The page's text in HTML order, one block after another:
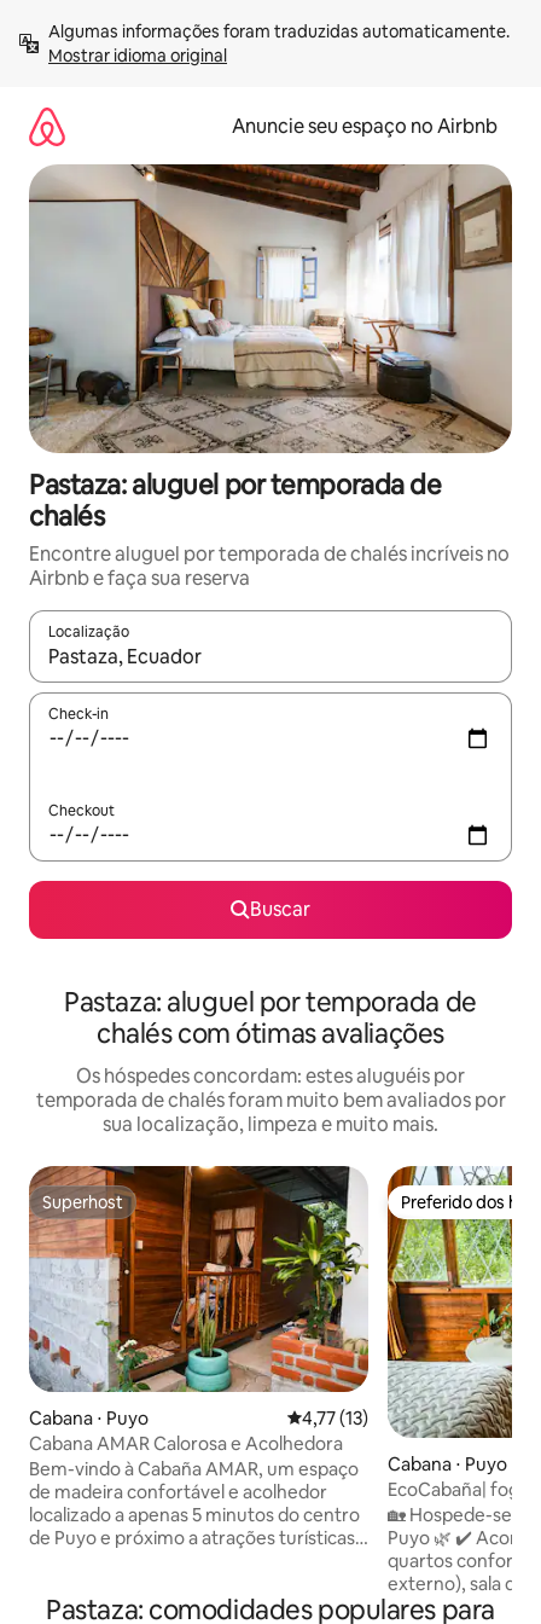
para
Mostrar idioma original
Anuncie seu espaço no Airbnb
Pastaza: aluguel por temporada de
chalés
Encontre aluguel por temporada de chalés incríveis no
Airbnb e faça sua reserva
Localização
Quando os resultados estiverem disponíveis, explore-os
Check-in
Checkout
Buscar
Pastaza: aluguel por temporada de
chalés com ótimas avaliações
Os hóspedes concordam: estes aluguéis por
temporada de chalés foram muito bem avaliados por
sua localização, limpeza e muito mais.
Superhost
Superhost
Cabana ⋅ Puyo 4,77 de uma avaliação média
4,77 (13)
Cabana AMAR Calorosa e Acolhedora
Bem-vindo à Cabaña AMAR, um espaço
de madeira confortável e acolhedor
localizado a apenas 5 minutos do centro
de Puyo e próximo a atrações turísticas.
experiência autêntica. Sua estrutura de
Preferido dos
Preferido dos
Cabana ⋅ Puyo
EcoCabaña|
completa +
estacionamento
🏡 Hospede-se
Puyo 🌿 ✔️ Acomodação completa: 3
quartos
externo), sala de
cozinha equipada 🔥 Área de lareira
Pastaza: comodidades populares para